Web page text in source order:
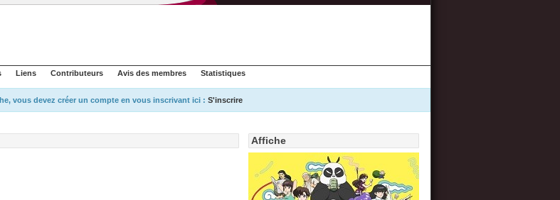
Liens Contributeurs Avis des membres Statistiques
vous devez créer un compte en vous inscrivant ici : S'inscrire
Affiche